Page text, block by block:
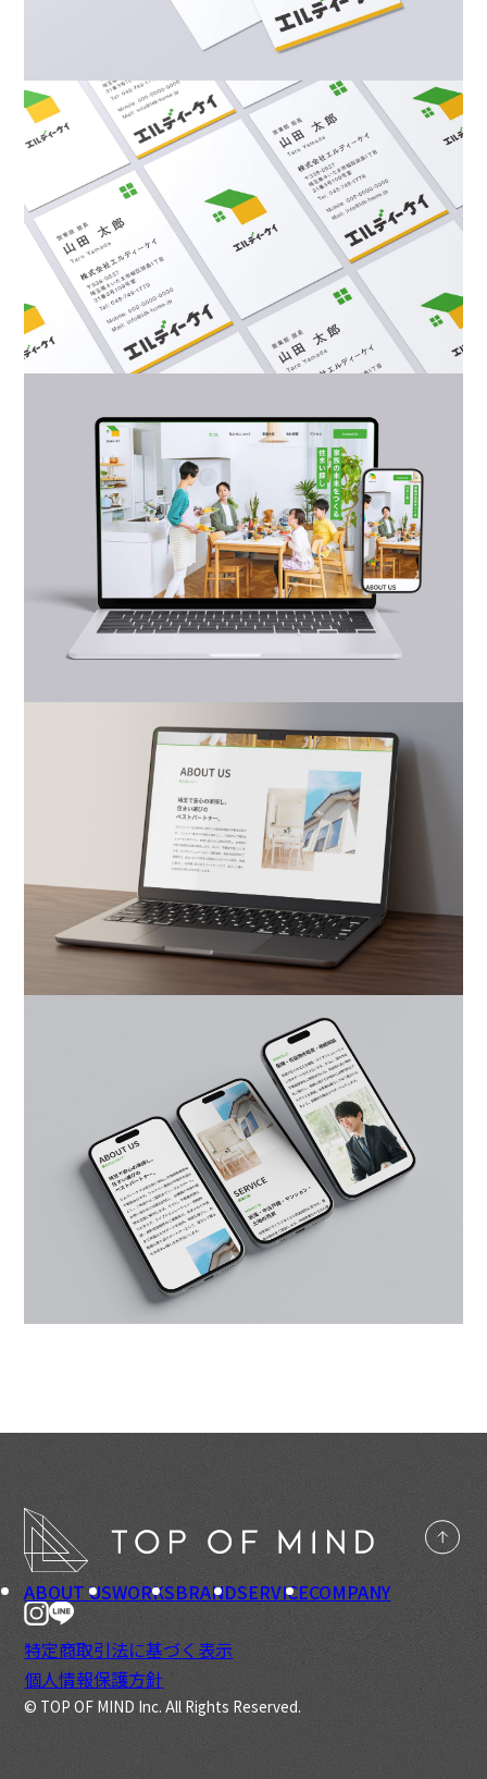
ABOUT USWORKSBRANDSERVICECOMPANY
特定商取引法に基づく表示
個人情報保護方針
© TOP OF MIND Inc. All Rights Reserved.